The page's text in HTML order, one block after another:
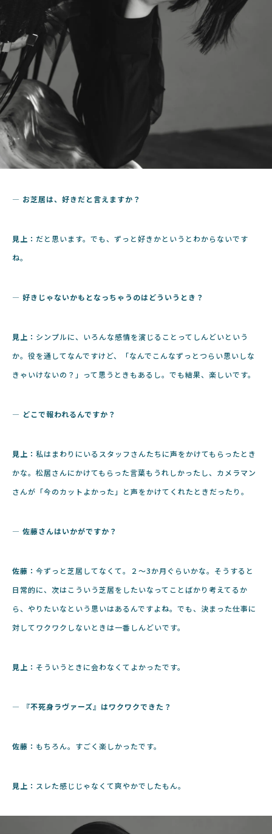
― お芝居は、好きだと言えますか？
見上： だと思います。でも、ずっと好きかというとわからないです
ね。
― 好きじゃないかもとなっちゃうのはどういうとき？
見上： シンプルに、いろんな感情を演じることってしんどいという
か。役を通してなんですけど、「なんでこんなずっとつらい思いしな
きゃいけないの？」って思うときもあるし。でも結果、楽しいです。
― どこで報われるんですか？
見上： 私はまわりにいるスタッフさんたちに声をかけてもらったとき
かな。松居さんにかけてもらった言葉もうれしかったし、カメラマン
さんが「今のカットよかった」と声をかけてくれたときだったり。
― 佐藤さんはいかがですか？
佐藤： 今ずっと芝居してなくて。２〜3か月ぐらいかな。そうすると
日常的に、次はこういう芝居をしたいなってことばかり考えてるか
ら、やりたいなという思いはあるんですよね。でも、決まった仕事に
対してワクワクしないときは一番しんどいです。
見上： そういうときに会わなくてよかったです。
― 『不死身ラヴァーズ』はワクワクできた？
佐藤： もちろん。すごく楽しかったです。
見上： スレた感じじゃなくて爽やかでしたもん。